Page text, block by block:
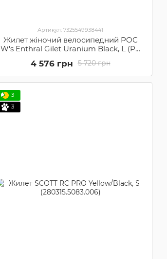
Артикул: 7325549938441
Жилет жіночий велосипедний POC
W's Enthral Gilet Uranium Black, L (PC
5 720 грн
4 576 грн
3
3